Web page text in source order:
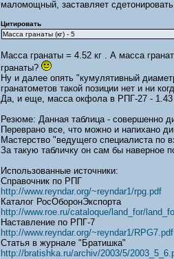
маломощный, заставляет
Цитировать
Масса гранаты (кг) - 5
Масса гранаты = 4.52 кг . А масса
гранаты?
Ну и далее опять "кумулятивный
гранатометов такой позиции нет и ни
Да, и еще, масса окфола в РПГ-27 - 1.43
Резюме: Данная таблица - совершенно
Переврано все, что можно и напихано
Мастерство "ведущего специалиста по
За такую табличку он сам бы наверное
Использованные источники:
Справочник по РПГ
http://www.reyndar.org/~reyndar1/rpg.pdf
Каталог РосОборонЭкспорта
http://www.roe.ru/cataloque/land_for/
Наставление по РПГ-7
http://www.reyndar.org/~reyndar1/RPG7.pdf
Статья в журнале "Братишка"
http://bratishka.ru/archiv/2003/5/